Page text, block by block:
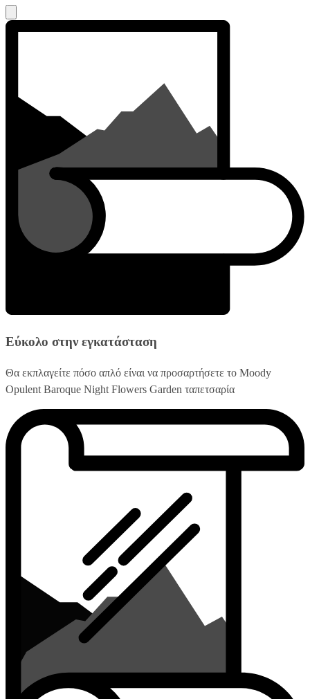
Εύκολο στην εγκατάσταση
Θα εκπλαγείτε πόσο απλό είναι να προσαρτήσετε το Moody
Opulent Baroque Night Flowers Garden ταπετσαρία